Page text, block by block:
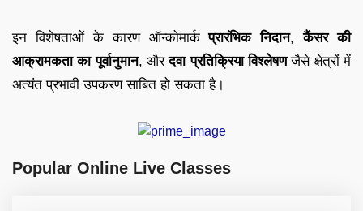
इन विशेषताओं के कारण ऑन्कोमार्कप्रारंभिक निदान,कैंसर की
आक्रामकता का पूर्वानुमान, औरदवा प्रतिक्रिया विश्लेषणजैसे क्षेत्रों में
अत्यंत प्रभावी उपकरण साबित हो सकता है।
Popular Online Live Classes